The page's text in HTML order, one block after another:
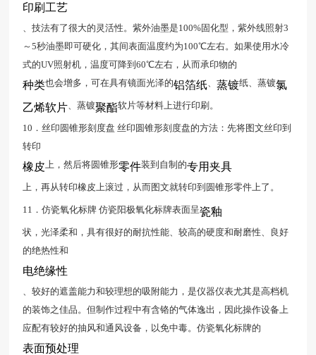
印刷工艺
、技法有了很大的灵活性。紫外油墨是100%固化型，紫外线照射3
～5秒油墨即可硬化，其间表面温度约为100℃左右。如果使用水冷
式的UV照射机，温度可降到60℃左右，从而承印物的
种类也会增多，可在具有镜面光泽的铝箔纸 蒸镀纸、蒸镀氯
乙烯软片、蒸镀聚酯软片等材料上进行印刷。
10．丝印圆锥形刻度盘 丝印圆锥形刻度盘的方法：先将图文丝印到
转印
橡皮 上，然后将圆锥形零件装到自制的专用夹具
上，再从转印橡皮上滚过，从而图文就转印到圆锥形零件上了。
11．仿瓷氧化标牌 仿瓷阳极氧化标牌表面呈瓷釉
状，光泽柔和，具有很好的耐抗性能、较高的硬度和耐磨性、良好
的绝热性和
电绝缘性
、较好的遮盖能力和较理想的吸附能力，是仪器仪表尤其是高档机
的装饰之佳品。但制作过程中有含铬的气体逸出，因此操作设备上
应配有较好的抽风和通风设备，以免中毒。仿瓷氧化标牌的
表面预处理